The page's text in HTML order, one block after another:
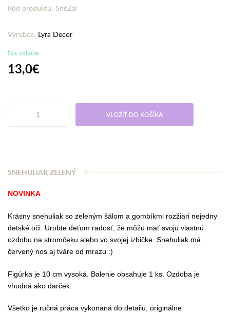
Kód produktu: SněZel
Výrobca: Lyra Decor
Na sklade
13,0€
VLOŽIŤ DO KOŠÍKA
SNEHULIAK ZELENÝ
NOVINKA
Krásny snehuliak so zeleným šálom a gombíkmi rozžiari nejedny
detské oči. Urobte deťom radosť, že môžu mať svoju vlastnú
ozdobu na stromčeku alebo vo svojej izbičke. Snehuliak má
červený nos aj tváre od mrazu :)
Figúrka je 10 cm vysoká. Balenie obsahuje 1 ks. Ozdoba je
vhodná ako darček.
Všetko je ručná práca vykonaná do detailu, originálne